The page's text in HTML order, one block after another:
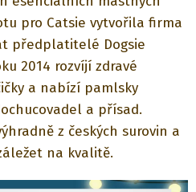
pro Catsie vytvořila firma
předplatitelé Dogsie
2014 rozvíjí zdravé
a nabízí pamlsky
a přísad.
z českých surovin a
na kvalitě.